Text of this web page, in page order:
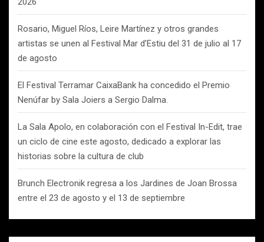
Rosario, Miguel Ríos, Leire Martínez y otros grandes
artistas se unen al Festival Mar d’Estiu del 31 de julio al 17
de agosto
El Festival Terramar CaixaBank ha concedido el Premio
Nenúfar by Sala Joiers a Sergio Dalma.
La Sala Apolo, en colaboración con el Festival In-Edit, trae
un ciclo de cine este agosto, dedicado a explorar las
historias sobre la cultura de club
Brunch Electronik regresa a los Jardines de Joan Brossa
entre el 23 de agosto y el 13 de septiembre